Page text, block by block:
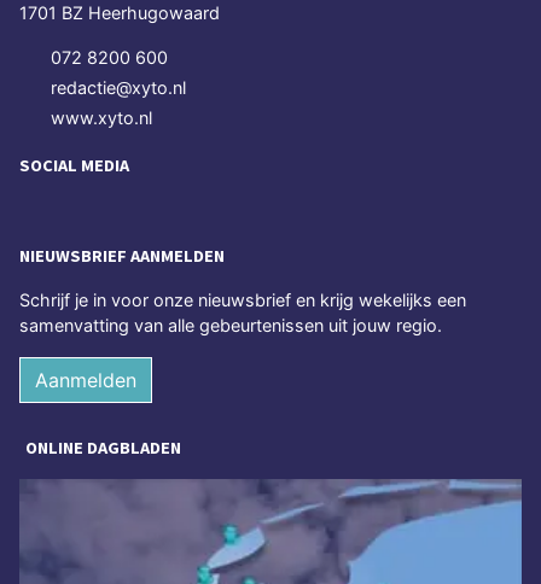
1701 BZ Heerhugowaard
072 8200 600
redactie@xyto.nl
www.xyto.nl
SOCIAL MEDIA
NIEUWSBRIEF AANMELDEN
Schrijf je in voor onze nieuwsbrief en krijg wekelijks een
samenvatting van alle gebeurtenissen uit jouw regio.
Aanmelden
ONLINE DAGBLADEN